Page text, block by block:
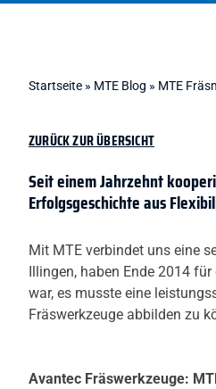
Startseite » MTE Blog » MTE
ZURÜCK ZUR ÜBERSICHT
Seit einem Jahrzehnt
Erfolgsgeschichte aus
Mit MTE verbindet uns eine
Illingen, haben Ende 2014
war, es musste eine
Fräswerkzeuge abbilden zu
Avantec Fräswerkzeuge: